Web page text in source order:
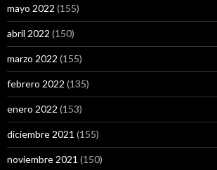
mayo 2022 (155)
abril 2022 (150)
marzo 2022 (155)
febrero 2022 (135)
enero 2022 (153)
diciembre 2021 (155)
noviembre 2021 (150)